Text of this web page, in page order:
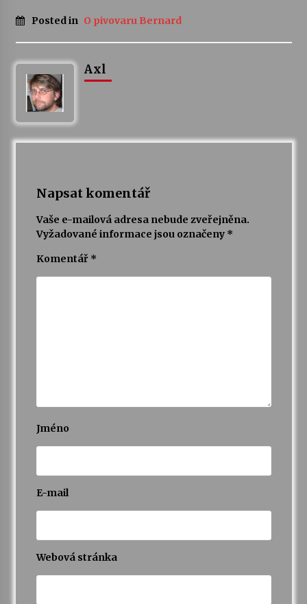
Posted in O pivovaru Bernard
Axl
Napsat komentář
Vaše e-mailová adresa nebude zveřejněna.
Vyžadované informace jsou označeny *
Komentář *
Jméno
E-mail
Webová stránka